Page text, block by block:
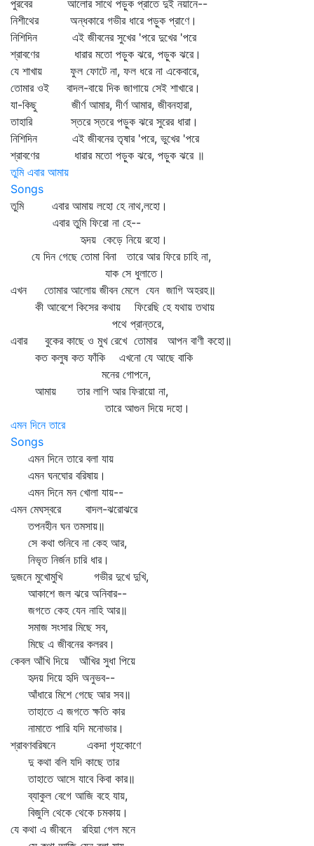
পুরবের আলোর সাথে পড়ুক প্রাতে দুই নয়ানে--
নিশীথের অন্ধকারে গভীর ধারে পড়ুক প্রাণে।
নিশিদিন এই জীবনের সুখের 'পরে দুখের 'পরে
শ্রাবণের ধারার মতো পড়ুক ঝরে, পড়ুক ঝরে।
যে শাখায় ফুল ফোটে না, ফল ধরে না একেবারে,
তোমার ওই বাদল-বায়ে দিক জাগায়ে সেই শাখারে।
যা-কিছু জীর্ণ আমার, দীর্ণ আমার, জীবনহারা,
তাহারি স্তরে স্তরে পড়ুক ঝরে সুরের ধারা।
নিশিদিন এই জীবনের তৃষার 'পরে, ভুখের 'পরে
শ্রাবণের ধারার মতো পড়ুক ঝরে, পড়ুক ঝরে ॥
তুমি এবার আমায়
Songs
তুমি এবার আমায় লহো হে নাথ,লহো।
এবার তুমি ফিরো না হে--
হৃদয় কেড়ে নিয়ে রহো।
যে দিন গেছে তোমা বিনা তারে আর ফিরে চাহি না,
যাক সে ধুলাতে।
এখন তোমার আলোয় জীবন মেলে যেন জাগি অহরহ॥
কী আবেশে কিসের কথায় ফিরেছি হে যথায় তথায়
পথে প্রান্তরে,
এবার বুকের কাছে ও মুখ রেখে তোমার আপন বাণী কহো॥
কত কলুষ কত ফাঁকি এখনো যে আছে বাকি
মনের গোপনে,
আমায় তার লাগি আর ফিরায়ো না,
তারে আগুন দিয়ে দহো।
এমন দিনে তারে
Songs
এমন দিনে তারে বলা যায়
এমন ঘনঘোর বরিষায়।
এমন দিনে মন খোলা যায়--
এমন মেঘস্বরে বাদল-ঝরোঝরে
তপনহীন ঘন তমসায়॥
সে কথা শুনিবে না কেহ আর,
নিভৃত নির্জন চারি ধার।
দুজনে মুখোমুখি গভীর দুখে দুখি,
আকাশে জল ঝরে অনিবার--
জগতে কেহ যেন নাহি আর॥
সমাজ সংসার মিছে সব,
মিছে এ জীবনের কলরব।
কেবল আঁখি দিয়ে আঁখির সুধা পিয়ে
হৃদয় দিয়ে হৃদি অনুভব--
আঁধারে মিশে গেছে আর সব॥
তাহাতে এ জগতে ক্ষতি কার
নামাতে পারি যদি মনোভার।
শ্রাবণবরিষনে একদা গৃহকোণে
দু কথা বলি যদি কাছে তার
তাহাতে আসে যাবে কিবা কার॥
ব্যাকুল বেগে আজি বহে যায়,
বিজুলি থেকে থেকে চমকায়।
যে কথা এ জীবনে রহিয়া গেল মনে